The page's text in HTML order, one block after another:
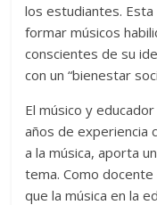
los estudiantes.
formar músicos
conscientes de su
con un “bienestar
El músico y
años de experiencia
a la música, aporta
tema. Como
que la música en la